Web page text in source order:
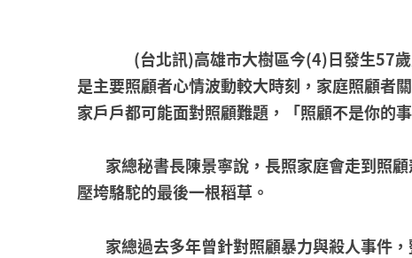
(台北訊)高雄市大樹區今(4)日發生57
是主要照顧者心情波動較大時刻，家庭照顧者
家戶戶都可能面對照顧難題，「照顧不是你的
家總秘書長陳景寧說，長照家庭會走到照
壓垮駱駝的最後一根稻草。
家總過去多年曾針對照顧暴力與殺人事件